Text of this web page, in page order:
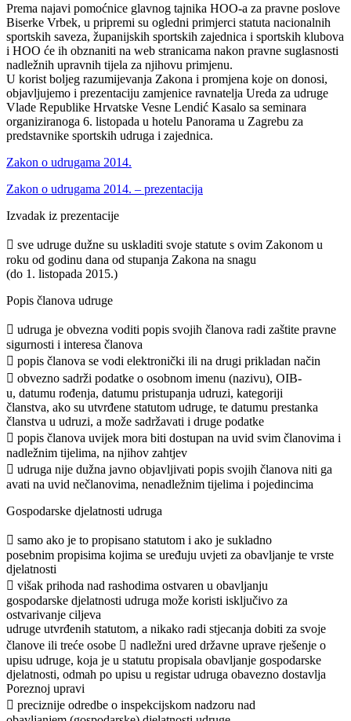
Prema najavi pomoćnice glavnog tajnika HOO-a za pravne poslove
Biserke Vrbek, u pripremi su ogledni primjerci statuta nacionalnih
sportskih saveza, županijskih sportskih zajednica i sportskih klubova
i HOO će ih obznaniti na web stranicama nakon pravne suglasnosti
nadležnih upravnih tijela za njihovu primjenu.
U korist boljeg razumijevanja Zakona i promjena koje on donosi,
objavljujemo i prezentaciju zamjenice ravnatelja Ureda za udruge
Vlade Republike Hrvatske Vesne Lendić Kasalo sa seminara
organiziranoga 6. listopada u hotelu Panorama u Zagrebu za
predstavnike sportskih udruga i zajednica.
Zakon o udrugama 2014.
Zakon o udrugama 2014. – prezentacija
Izvadak iz prezentacije
 sve udruge dužne su uskladiti svoje statute s ovim Zakonom u
roku od godinu dana od stupanja Zakona na snagu
(do 1. listopada 2015.)
Popis članova udruge
 udruga je obvezna voditi popis svojih članova radi zaštite pravne
sigurnosti i interesa članova
 popis članova se vodi elektronički ili na drugi prikladan način
 obvezno sadrži podatke o osobnom imenu (nazivu), OIB-
u, datumu rođenja, datumu pristupanja udruzi, kategoriji
članstva, ako su utvrđene statutom udruge, te datumu prestanka
članstva u udruzi, a može sadržavati i druge podatke
 popis članova uvijek mora biti dostupan na uvid svim članovima i
nadležnim tijelima, na njihov zahtjev
 udruga nije dužna javno objavljivati popis svojih članova niti ga
avati na uvid nečlanovima, nenadležnim tijelima i pojedincima
Gospodarske djelatnosti udruga
 samo ako je to propisano statutom i ako je sukladno
posebnim propisima kojima se uređuju uvjeti za obavljanje te vrste
djelatnosti
 višak prihoda nad rashodima ostvaren u obavljanju
gospodarske djelatnosti udruga može koristi isključivo za
ostvarivanje ciljeva
udruge utvrđenih statutom, a nikako radi stjecanja dobiti za svoje
članove ili treće osobe  nadležni ured državne uprave rješenje o
upisu udruge, koja je u statutu propisala obavljanje gospodarske
djelatnosti, odmah po upisu u registar udruga obavezno dostavlja
Poreznoj upravi
 preciznije odredbe o inspekcijskom nadzoru nad